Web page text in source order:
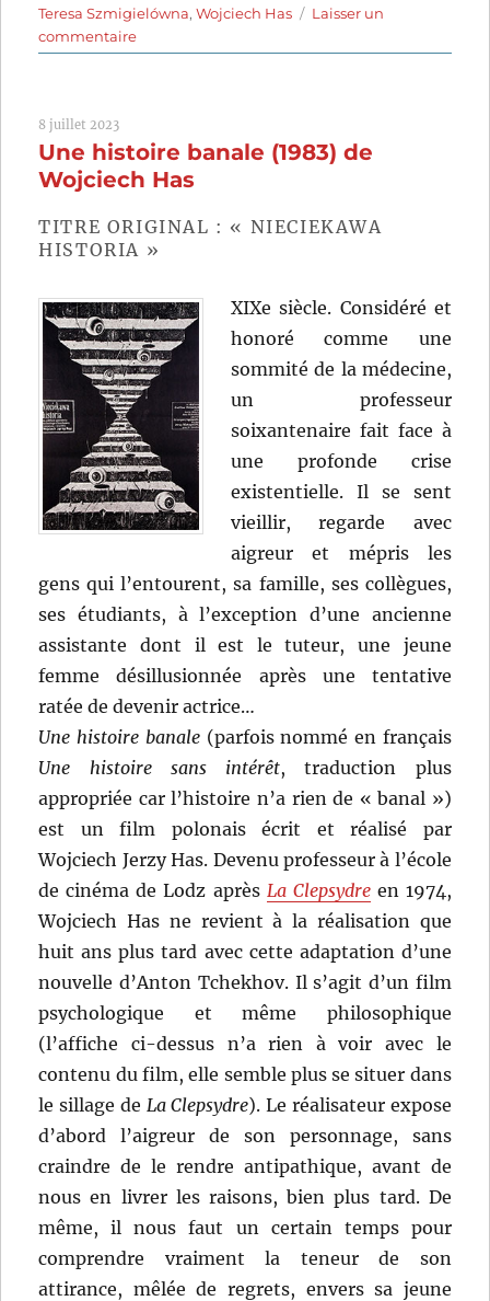
Teresa Szmigielówna,Wojciech Has
Laisser un
commentairesur
Le
de
Wojciech
8 juillet 2023
Une histoire banale (1983) de
Wojciech Has
TITRE ORIGINAL : « NIECIEKAWA
HISTORIA »
XIXe siècle. Considéré et
honoré comme une
sommité de la médecine,
un professeur
soixantenaire fait face à
une profonde crise
existentielle. Il se sent
vieillir, regarde avec
aigreur et mépris les
gens qui l’entourent, sa famille, ses collègues,
ses étudiants, à l’exception d’une ancienne
assistante dont il est le tuteur, une jeune
femme désillusionnée après une tentative
ratée de devenir actrice…
Une histoire banale(parfois nommé en français
Une histoire sans intérêt, traduction plus
appropriée car l’histoire n’a rien de « banal »)
est un film polonais écrit et réalisé par
Wojciech Jerzy Has. Devenu professeur à l’école
de cinéma de Lodz après La Clepsydreen 1974,
Wojciech Has ne revient à la réalisation que
huit ans plus tard avec cette adaptation d’une
nouvelle d’Anton Tchekhov. Il s’agit d’un film
psychologique et même philosophique
(l’affiche ci-dessus n’a rien à voir avec le
contenu du film, elle semble plus se situer dans
le sillage de La Clepsydre). Le réalisateur expose
d’abord l’aigreur de son personnage, sans
craindre de le rendre antipathique, avant de
nous en livrer les raisons, bien plus tard. De
même, il nous faut un certain temps pour
comprendre vraiment la teneur de son
attirance, mêlée de regrets, envers sa jeune